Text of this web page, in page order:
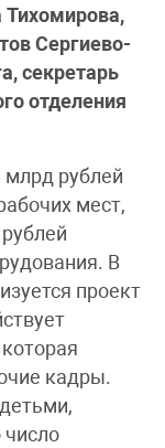
Тихомирова,
Сергиево-
секретарь
отделения
млрд рублей
мест,
В
проект
кадры.